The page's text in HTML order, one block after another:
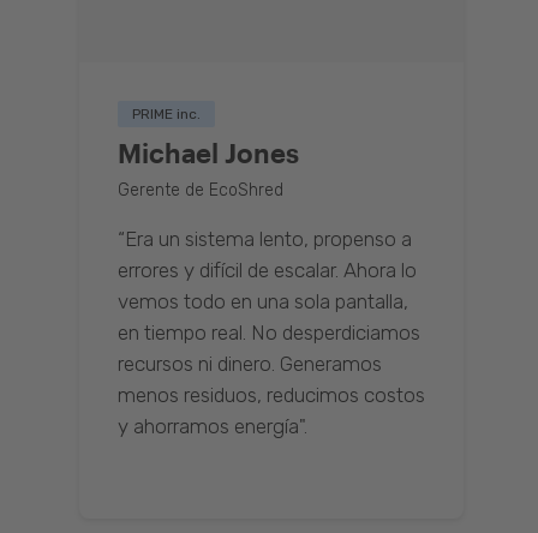
PRIME inc.
Michael Jones
Gerente de EcoShred
“Era un sistema lento, propenso a
errores y difícil de escalar. Ahora lo
vemos todo en una sola pantalla,
en tiempo real. No desperdiciamos
recursos ni dinero. Generamos
menos residuos, reducimos costos
y ahorramos energía".